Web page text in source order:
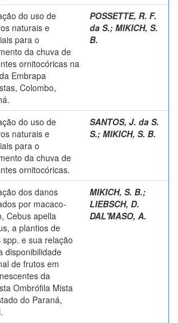
do uso de
naturais e
para o
da chuva de
ornitocóricas na
Embrapa
Colombo,
POSSETTE, R. F.
da S.; MIKICH, S.
B.
do uso de
naturais e
para o
da chuva de
ornitocóricas.
SANTOS, J. da S.
S.; MIKICH, S. B.
dos danos
por macaco-
Cebus apella
a plantios de
spp. e sua relação
disponibilidade
de frutos em
da
Ombrófila Mista
do Paraná,
MIKICH, S. B.;
LIEBSCH, D.
DAL'MASO, A.